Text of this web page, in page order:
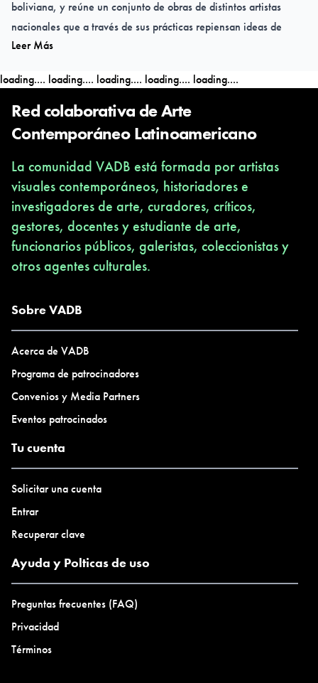
boliviana, y reúne un conjunto de obras de distintos artistas
nacionales que a través de sus prácticas repiensan ideas de
nación, estado, identidad social, autonomía y centralismo temas
obras presentes.
Leer Más
loading.... loading.... loading.... loading.... loading....
Red colaborativa de Arte
Contemporáneo Latinoamericano
La comunidad VADB está formada por artistas
visuales contemporáneos, historiadores e
investigadores de arte, curadores, críticos,
gestores, docentes y estudiante de arte,
funcionarios públicos, galeristas, coleccionistas y
otros agentes culturales.
Sobre VADB
Acerca de VADB
Programa de patrocinadores
Convenios y Media Partners
Eventos patrocinados
Tu cuenta
Solicitar una cuenta
Entrar
Recuperar clave
Ayuda y Polticas de uso
Preguntas frecuentes (FAQ)
Privacidad
Términos